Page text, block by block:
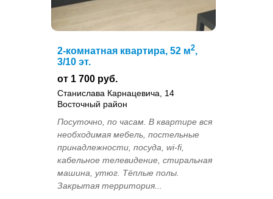
2-комнатная квартира, 52 м2,
3/10 эт.
от 1 700 руб.
Станислава Карнацевича, 14
Восточный район
Посуточно, по часам. В квартире вся
необходимая мебель, постельные
принадлежности, посуда, wi-fi,
кабельное телевидение, стиральная
машина, утюг. Тёплые полы.
Закрытая территория...